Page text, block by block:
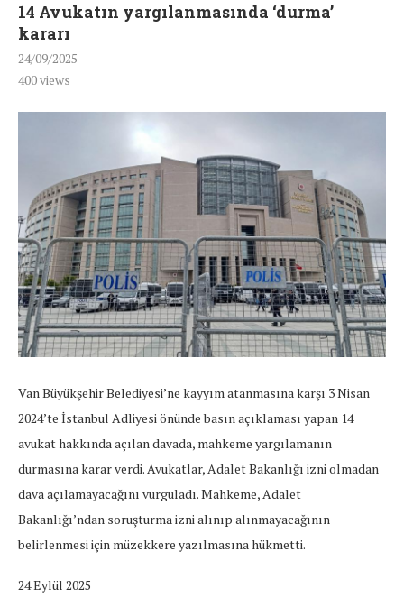
14 Avukatın yargılanmasında ‘durma’
kararı
24/09/2025
400views
Van Büyükşehir Belediyesi’ne kayyım atanmasına karşı 3 Nisan
2024’te İstanbul Adliyesi önünde basın açıklaması yapan 14
avukat hakkında açılan davada, mahkeme yargılamanın
durmasına karar verdi. Avukatlar, Adalet Bakanlığı izni olmadan
dava açılamayacağını vurguladı. Mahkeme, Adalet
Bakanlığı’ndan soruşturma izni alınıp alınmayacağının
belirlenmesi için müzekkere yazılmasına hükmetti.
24 Eylül 2025